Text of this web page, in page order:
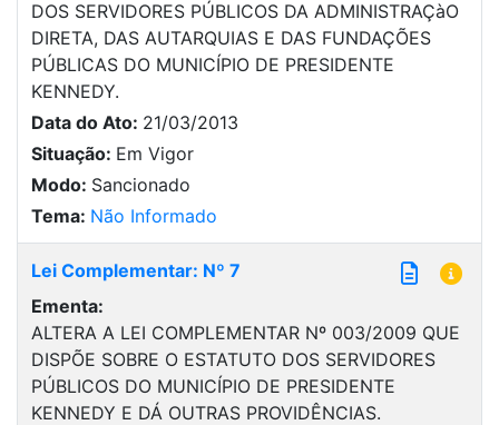
DOS SERVIDORES PÚBLICOS DA ADMINISTRAÇàO
DIRETA, DAS AUTARQUIAS E DAS FUNDAÇÕES
PÚBLICAS DO MUNICÍPIO DE PRESIDENTE
KENNEDY.
Data do Ato: 21/03/2013
Situação: Em Vigor
Modo: Sancionado
Tema: Não Informado
Lei Complementar: Nº 7
Ementa:
ALTERA A LEI COMPLEMENTAR Nº 003/2009 QUE
DISPÕE SOBRE O ESTATUTO DOS SERVIDORES
PÚBLICOS DO MUNICÍPIO DE PRESIDENTE
KENNEDY E DÁ OUTRAS PROVIDÊNCIAS.